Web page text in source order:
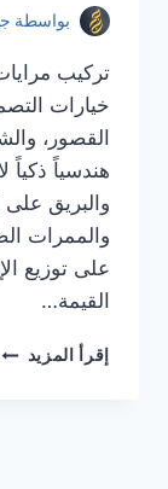
بواسطة
تركيب
خيارات
القصور،
هندسياً
والبريق
والممرات
على توزيع
القيمة…
إقرأ المزيد